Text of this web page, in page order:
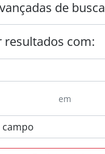
de busca
resultados com:
em